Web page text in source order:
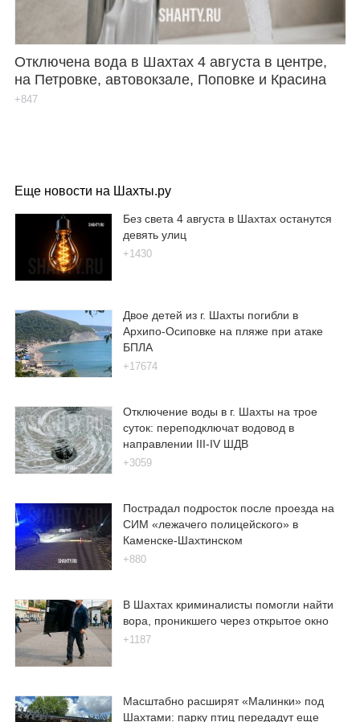
Отключена вода в Шахтах 4 августа в центре,
на Петровке, автовокзале, Поповке и Красина
+847
Еще новости на Шахты.ру
Без света 4 августа в Шахтах останутся
девять улиц
+1430
Двое детей из г. Шахты погибли в
Архипо-Осиповке на пляже при атаке
БПЛА
+17674
Отключение воды в г. Шахты на трое
суток: переподключат водовод в
направлении III-IV ШДВ
+3059
Пострадал подросток после проезда на
СИМ «лежачего полицейского» в
Каменске-Шахтинском
+880
В Шахтах криминалисты помогли найти
вора, проникшего через открытое окно
+1187
Масштабно расширят «Малинки» под
Шахтами: парку птиц передадут еще